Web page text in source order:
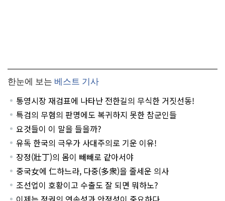
한눈에 보는 베스트 기사
통영시장 재검표에 나타난 전한길의 무식한 거짓선동!
특검의 무혐의 판명에도 복귀하지 못한 참군인들
요것들이 이 말을 들을까?
유독 한국의 극우가 사대주의로 기운 이유!
장정(壯丁)의 몸이 빼빼로 같아서야
중국女에 仁하느라, 다중(多衆)을 줄세운 의사
조선업이 호황이고 수출도 잘 되면 뭐하노?